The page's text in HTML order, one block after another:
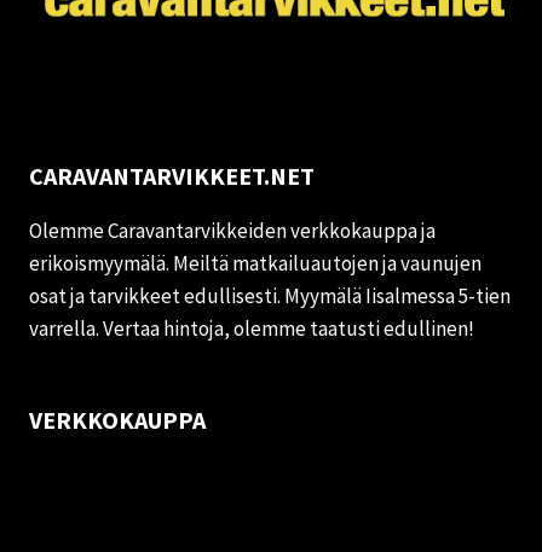
CARAVANTARVIKKEET.NET
Olemme Caravantarvikkeiden verkkokauppa ja
erikoismyymälä. Meiltä matkailuautojen ja vaunujen
osat ja tarvikkeet edullisesti. Myymälä Iisalmessa 5-tien
varrella. Vertaa hintoja, olemme taatusti edullinen!
VERKKOKAUPPA